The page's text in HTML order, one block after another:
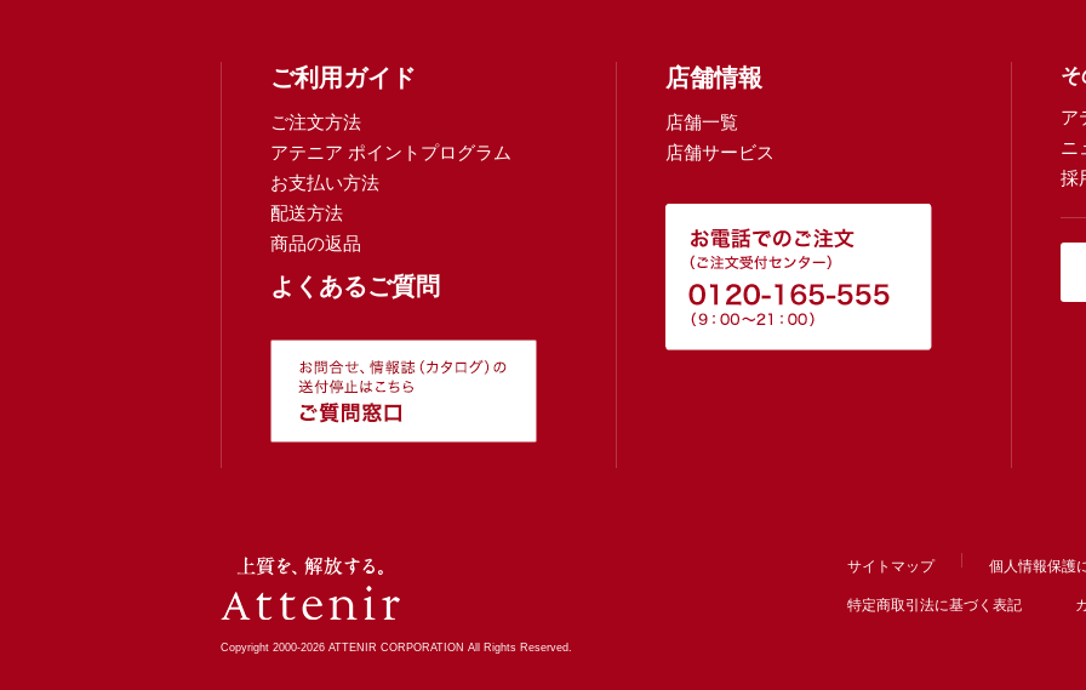
ご利用ガイド
ご注文方法
アテニア ポイントプログラム
お支払い方法
配送方法
商品の返品
よくあるご質問
店舗情報
店舗一覧
店舗サービス
そ
ア
ニ
採
サイトマップ 個人情報保護
特定商取引法に基づく表記
Copyright 2000-2026 ATTENIR CORPORATION All Rights Reserved.